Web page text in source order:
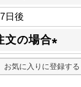
必
)
文の場合
(
必
お気に入りに登録する